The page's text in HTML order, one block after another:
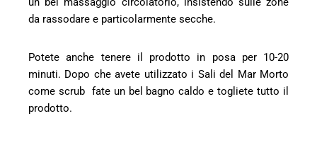
da rassodare e particolarmente secche.
Potete anche tenere il prodotto in posa per 10-20
minuti. Dopo che avete utilizzato i Sali del Mar Morto
come scrub fate un bel bagno caldo e togliete tutto il
prodotto.